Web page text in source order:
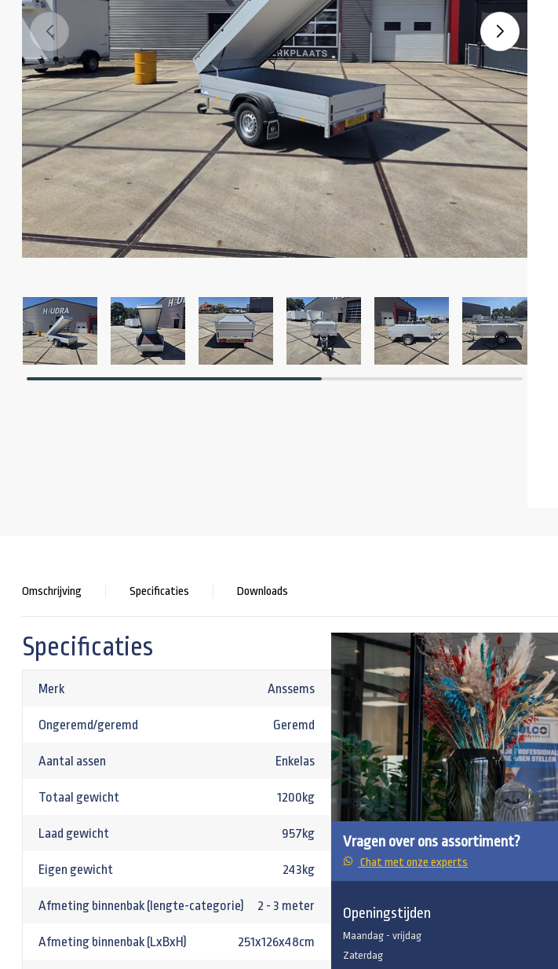
Omschrijving Specificaties Downloads
Specificaties
Merk Anssems
Ongeremd/geremd Geremd
Aantal assen Enkelas
Totaal gewicht 1200kg
Laad gewicht 957kg
Eigen gewicht 243kg
Afmeting binnenbak (lengte-categorie) 2 - 3 meter
Afmeting binnenbak (LxBxH) 251x126x48cm
Vragen over ons assortiment?
Chat met onze experts
Openingstijden
Maandag - vrijdag
Zaterdag